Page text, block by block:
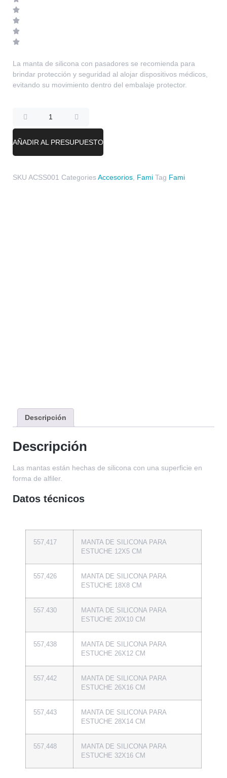
La manta de silicona con pasadores se recomienda para
brindar protección y seguridad al alojar dispositivos médicos,
evitando su movimiento dentro del embalaje protector.
AÑADIR AL PRESUPUESTO
SKU ACSS001 CategoriesAccesorios Fami Tag Fami
Descripción
Descripción
Las mantas están hechas de silicona con una superficie en
forma de alfiler.
Datos técnicos
557,417
MANTA DE SILICONA PARA
ESTUCHE 12X5 CM
557,426
MANTA DE SILICONA PARA
ESTUCHE 18X8 CM
557.430
MANTA DE SILICONA PARA
ESTUCHE 20X10 CM
557,438
MANTA DE SILICONA PARA
ESTUCHE 26X12 CM
557,442
MANTA DE SILICONA PARA
ESTUCHE 26X16 CM
557,443
MANTA DE SILICONA PARA
ESTUCHE 28X14 CM
557,448
MANTA DE SILICONA PARA
ESTUCHE 32X16 CM